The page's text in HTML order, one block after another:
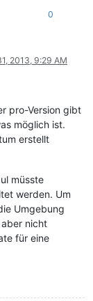
0
2013, 9:29 AM
pro-Version gibt
möglich ist.
erstellt
müsste
werden. Um
Umgebung
nicht
für eine